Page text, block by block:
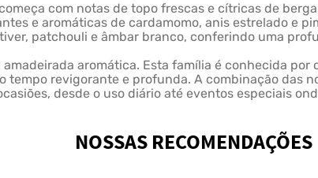
com notas de topo frescas e cítricas de
e aromáticas de cardamomo, anis estrelado e
patchouli e âmbar branco, conferindo uma
aromática. Esta família é conhecida
tempo revigorante e profunda. A combinação das
desde o uso diário até eventos especiais
NOSSAS RECOMENDAÇÕES